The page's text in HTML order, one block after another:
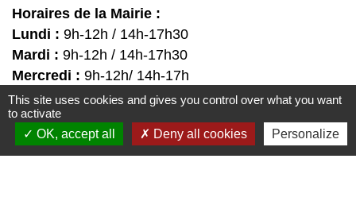
Horaires de la Mairie :
Lundi : 9h-12h / 14h-17h30
Mardi : 9h-12h / 14h-17h30
Mercredi : 9h-12h/ 14h-17h
Jeudi :9h-12h / 14h-17h30
Vendredi :
Samedi :9h-12h
This site uses cookies and gives you control over what you want
to activate
OK, accept all
Deny all cookies Personalize